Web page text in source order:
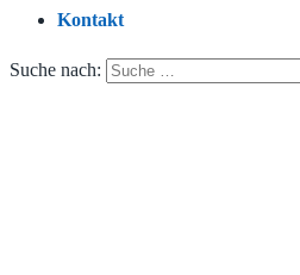
Kontakt
Suche nach: